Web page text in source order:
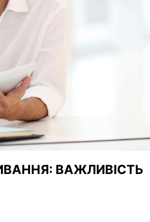
ВАЖЛИВІСТЬ